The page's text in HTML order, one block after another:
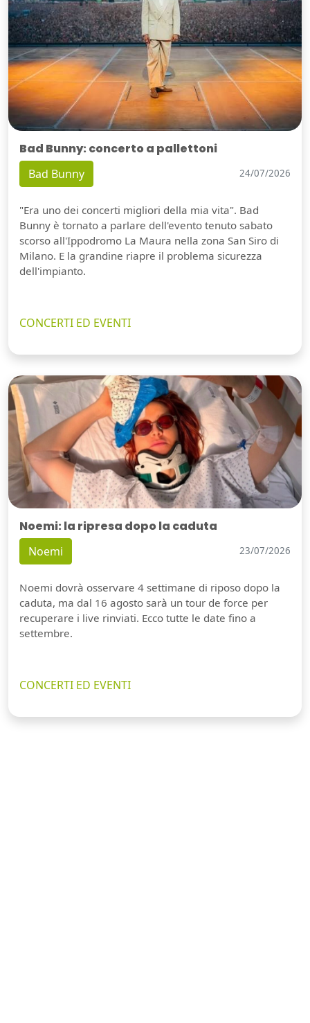
Bad Bunny: concerto a pallettoni
Bad Bunny 24/07/2026
"Era uno dei concerti migliori della mia vita". Bad
Bunny è tornato a parlare dell'evento tenuto sabato
scorso all'Ippodromo La Maura nella zona San Siro di
Milano. E la grandine riapre il problema sicurezza
dell'impianto.
CONCERTI ED EVENTI
Noemi: la ripresa dopo la caduta
Noemi 23/07/2026
Noemi dovrà osservare 4 settimane di riposo dopo la
caduta, ma dal 16 agosto sarà un tour de force per
recuperare i live rinviati. Ecco tutte le date fino a
settembre.
CONCERTI ED EVENTI